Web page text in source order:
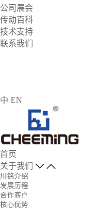
公司展会
传动百科
技术支持
联系我们
中 EN
首页
关于我们
川铭介绍
发展历程
合作客户
核心优势